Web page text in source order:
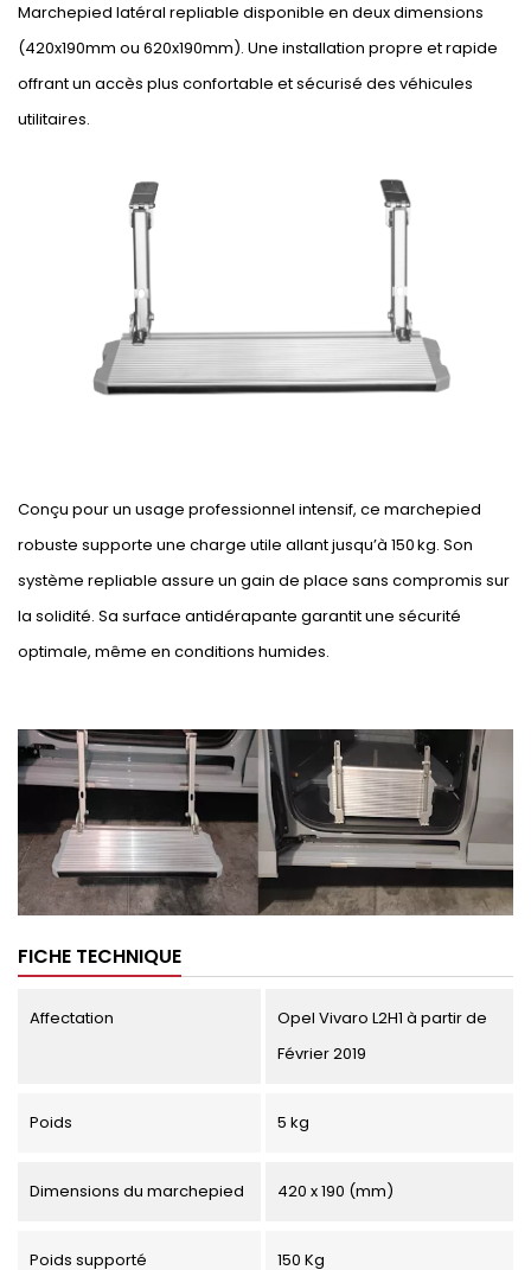
Marchepied latéral repliable disponible en deux dimensions
(420x190mm ou 620x190mm). Une installation propre et rapide
offrant un accès plus confortable et sécurisé des véhicules
utilitaires.
Conçu pour un usage professionnel intensif, ce marchepied
robuste supporte une charge utile allant jusqu’à 150 kg. Son
système repliable assure un gain de place sans compromis sur
la solidité. Sa surface antidérapante garantit une sécurité
optimale, même en conditions humides.
FICHE TECHNIQUE
Affectation
Opel Vivaro L2H1 à partir de
Février 2019
Poids 5 kg
Dimensions du marchepied 420 x 190 (mm)
Poids supporté 150 Kg